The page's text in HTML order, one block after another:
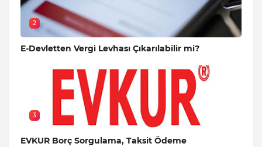
2
E-Devletten Vergi Levhası Çıkarılabilir mi?
3
EVKUR Borç Sorgulama, Taksit Ödeme